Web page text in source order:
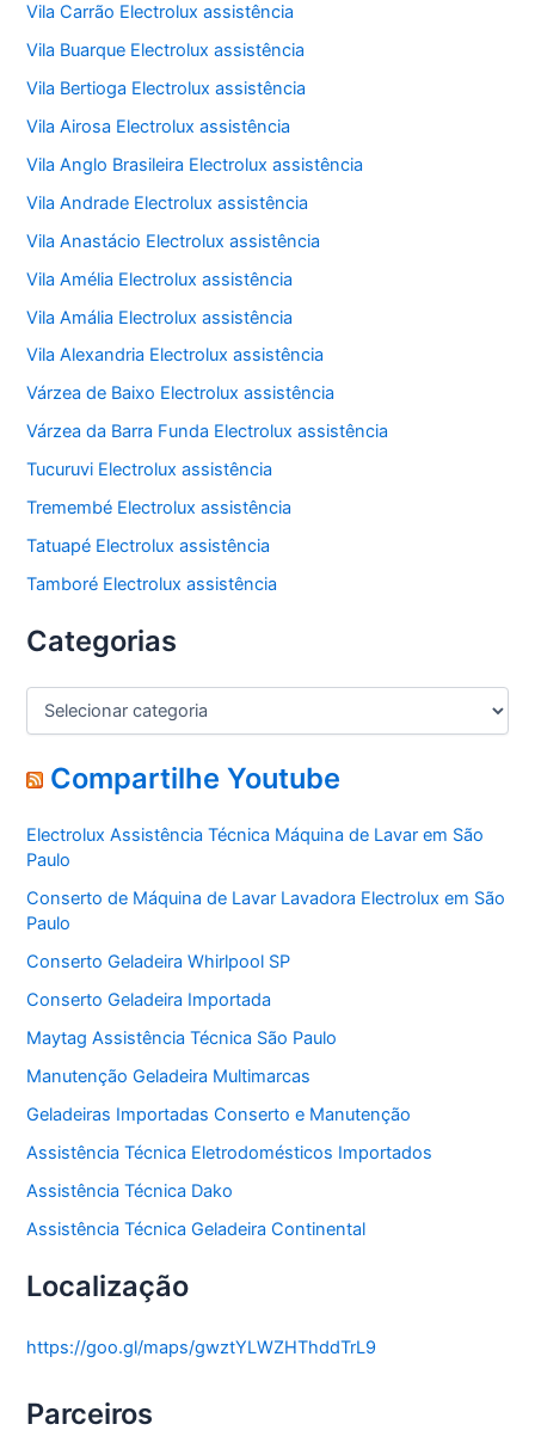
Vila Carrão Electrolux assistência
Vila Buarque Electrolux assistência
Vila Bertioga Electrolux assistência
Vila Airosa Electrolux assistência
Vila Anglo Brasileira Electrolux assistência
Vila Andrade Electrolux assistência
Vila Anastácio Electrolux assistência
Vila Amélia Electrolux assistência
Vila Amália Electrolux assistência
Vila Alexandria Electrolux assistência
Várzea de Baixo Electrolux assistência
Várzea da Barra Funda Electrolux assistência
Tucuruvi Electrolux assistência
Tremembé Electrolux assistência
Tatuapé Electrolux assistência
Tamboré Electrolux assistência
Categorias
C
e
g
r
i
a
s
Compartilhe Youtube
Electrolux Assistência Técnica Máquina de Lavar em São
Paulo
Conserto de Máquina de Lavar Lavadora Electrolux em São
Paulo
Conserto Geladeira Whirlpool SP
Conserto Geladeira Importada
Maytag Assistência Técnica São Paulo
Manutenção Geladeira Multimarcas
Geladeiras Importadas Conserto e Manutenção
Assistência Técnica Eletrodomésticos Importados
Assistência Técnica Dako
Assistência Técnica Geladeira Continental
Localização
https://goo.gl/maps/gwztYLWZHThddTrL9
Parceiros